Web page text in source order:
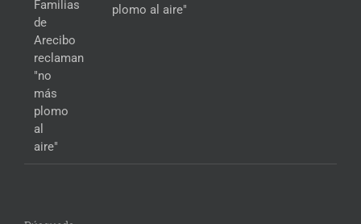
plomo al aire"